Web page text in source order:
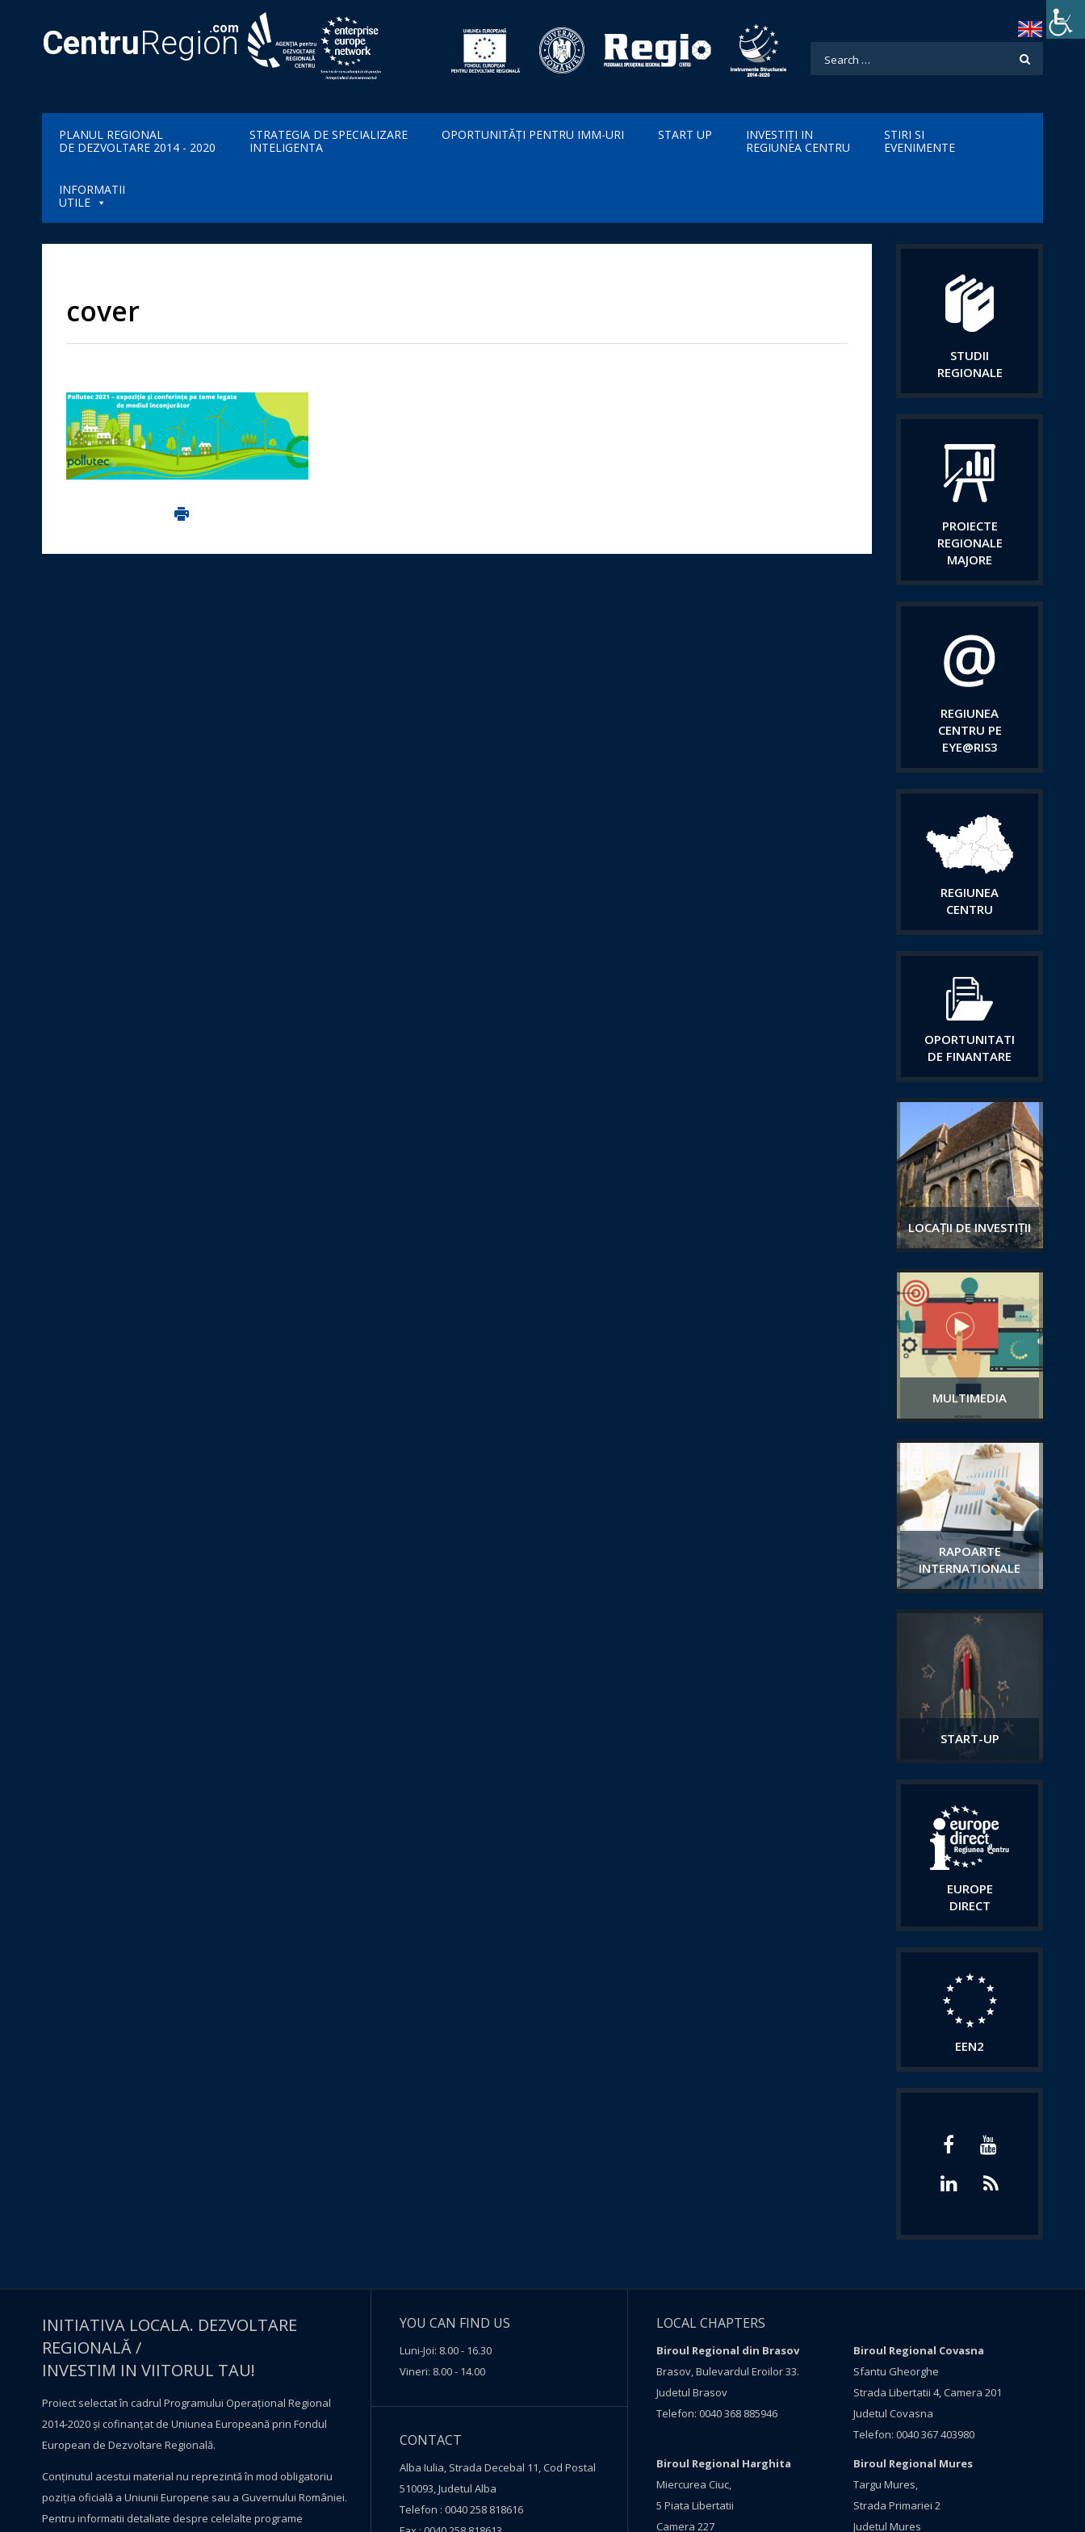
CentruRegion
.com
PLANUL REGIONAL
DE DEZVOLTARE 2014 - 2020
STRATEGIA DE SPECIALIZARE
INTELIGENTA
OPORTUNITĂȚI PENTRU IMM-URI START UP
INVESTIȚI IN
REGIUNEA CENTRU
STIRI SI
EVENIMENTE
INFORMATII
UTILE
cover
Imprima aceasta pagina
STUDII
REGIONALE
PROIECTE
REGIONALE
MAJORE
REGIUNEA
CENTRU PE
EYE@RIS3
REGIUNEA
CENTRU
OPORTUNITATI
DE FINANTARE
LOCAȚII DE INVESTIȚII
MULTIMEDIA
RAPOARTE
INTERNATIONALE
START-UP
EUROPE
DIRECT
EEN2
INITIATIVA LOCALA. DEZVOLTARE
REGIONALĂ /
INVESTIM IN VIITORUL TAU!
Proiect selectat în cadrul Programului Operațional Regional
2014-2020 și cofinanțat de Uniunea Europeană prin Fondul
European de Dezvoltare Regională.
Conţinutul acestui material nu reprezintă în mod obligatoriu
poziţia oficială a Uniunii Europene sau a Guvernului României.
Pentru informatii detaliate despre celelalte programe
YOU CAN FIND US
Luni-Joi: 8.00 - 16.30
Vineri: 8.00 - 14.00
CONTACT
Alba Iulia, Strada Decebal 11, Cod Postal
510093, Judetul Alba
Telefon : 0040 258 818616
LOCAL CHAPTERS
Biroul Regional din Brasov
Brasov, Bulevardul Eroilor 33.
Judetul Brasov
Telefon: 0040 368 885946
Biroul Regional Covasna
Sfantu Gheorghe
Strada Libertatii 4, Camera 201
Judetul Covasna
Telefon: 0040 367 403980
Biroul Regional Harghita
Miercurea Ciuc,
5 Piata Libertatii
Camera 227
Biroul Regional Mures
Targu Mures,
Strada Primariei 2
Judetul Mures